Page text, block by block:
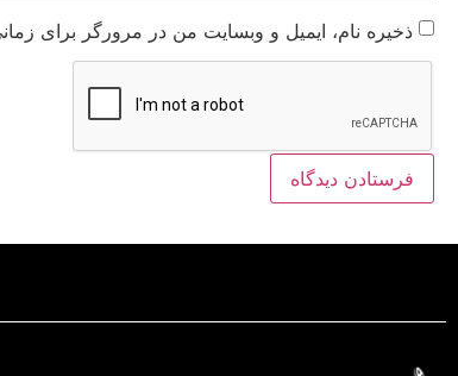
ذخیره نام، ایمیل و وبسایت من در مرورگر برای